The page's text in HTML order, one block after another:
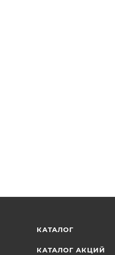
КАТАЛОГ
КАТАЛОГ АКЦИЙ